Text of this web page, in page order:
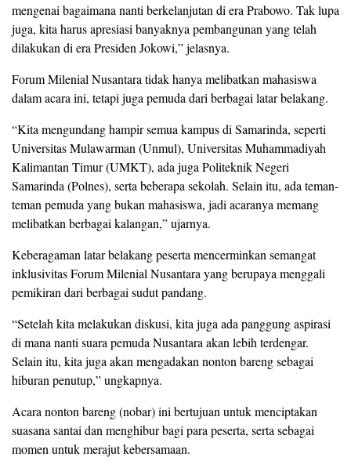
mengenai bagaimana nanti berkelanjutan di era Prabowo. Tak lupa
juga, kita harus apresiasi banyaknya pembangunan yang telah
dilakukan di era Presiden Jokowi,” jelasnya.
Forum Milenial Nusantara tidak hanya melibatkan mahasiswa
dalam acara ini, tetapi juga pemuda dari berbagai latar belakang.
“Kita mengundang hampir semua kampus di Samarinda, seperti
Universitas Mulawarman (Unmul), Universitas Muhammadiyah
Kalimantan Timur (UMKT), ada juga Politeknik Negeri
Samarinda (Polnes), serta beberapa sekolah. Selain itu, ada teman-
teman pemuda yang bukan mahasiswa, jadi acaranya memang
melibatkan berbagai kalangan,” ujarnya.
Keberagaman latar belakang peserta mencerminkan semangat
inklusivitas Forum Milenial Nusantara yang berupaya menggali
pemikiran dari berbagai sudut pandang.
“Setelah kita melakukan diskusi, kita juga ada panggung aspirasi
di mana nanti suara pemuda Nusantara akan lebih terdengar.
Selain itu, kita juga akan mengadakan nonton bareng sebagai
hiburan penutup,” ungkapnya.
Acara nonton bareng (nobar) ini bertujuan untuk menciptakan
suasana santai dan menghibur bagi para peserta, serta sebagai
momen untuk merajut kebersamaan.